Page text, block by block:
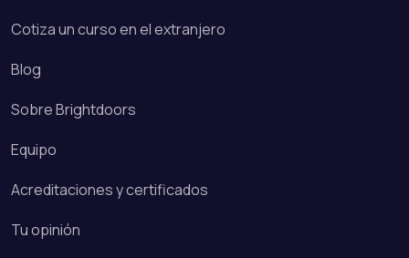
Cotiza un curso en el extranjero
Blog
Sobre Brightdoors
Equipo
Acreditaciones y certificados
Tu opinión